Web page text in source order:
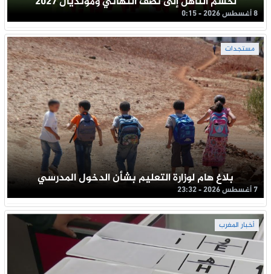
8 أغسطس 2026 - 0:15
مستجدات
بلاغ هام لوزارة التعليم بشأن الدخول المدرسي
7 أغسطس 2026 - 23:32
أخبار المغرب